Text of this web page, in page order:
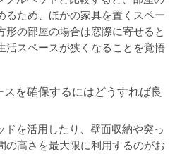
るため、ほかの家具を置くスペー
形の部屋の場合は窓際に寄せると
活スペースが狭くなることを覚悟
を確保するにはどうすれば良
を活用したり、壁面収納や突っ
の高さを最大限に利用するのがお